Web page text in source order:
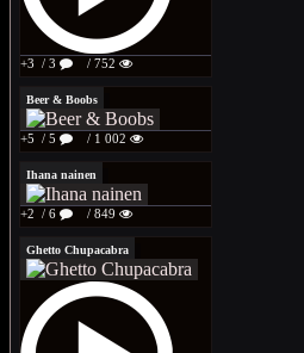
+3 / 3 / 752
Beer & Boobs
+5 / 5 / 1 002
Ihana nainen
+2 / 6 / 849
Ghetto Chupacabra